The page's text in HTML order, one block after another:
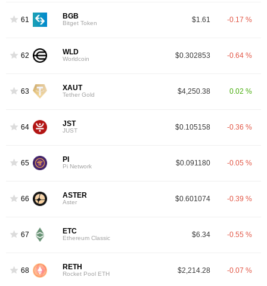
61 BGB
Bitget Token $1.61 -0.17 %
62 WLD
Worldcoin $0.302853 -0.64 %
63 XAUT
Tether Gold $4,250.38 0.02 %
64 JST
JUST $0.105158 -0.36 %
65 PI
Pi Network $0.091180 -0.05 %
66 ASTER
Aster $0.601074 -0.39 %
67 ETC
Ethereum Classic $6.34 -0.55 %
68 RETH
Rocket Pool ETH $2,214.28 -0.07 %